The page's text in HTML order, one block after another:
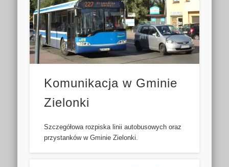
Komunikacja w Gminie
Zielonki
Szczegółowa rozpiska linii autobusowych oraz
przystanków w Gminie Zielonki.